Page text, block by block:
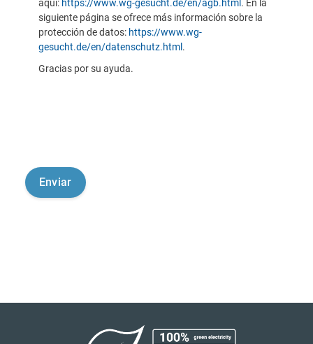
aquí: https://www.wg-gesucht.de/en/agb.html . En la
siguiente página se ofrece más información sobre la
protección de datos: https://www.wg-
gesucht.de/en/datenschutz.html .
Gracias por su ayuda.